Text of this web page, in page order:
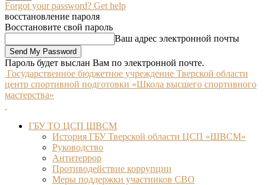
Forgot your password? Get help
восстановление пароля
Восстановите свой пароль
Ваш адрес электронной почты
Пароль будет выслан Вам по электронной почте.
Государственное бюджетное учреждение Тверской области
центр спортивной подготовки «Школа высшего спортивного
мастерства»
ГБУ ТО ЦСП ШВСМ
История ГБУ Тверской области ЦСП «ШВСМ»
Руководство
Антитеррор
Противодействие коррупции
Меры поддержки участников СВО